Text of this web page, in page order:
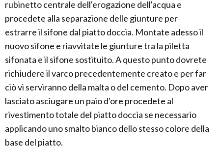
rubinetto centrale dell'erogazione dell'acqua e
procedete alla separazione delle giunture per
estrarre il sifone dal piatto doccia. Montate adesso il
nuovo sifone e riavvitate le giunture tra la piletta
sifonata e il sifone sostituito. A questo punto dovrete
richiudere il varco precedentemente creato e per far
ciò vi serviranno della malta o del cemento. Dopo aver
lasciato asciugare un paio d'ore procedete al
rivestimento totale del piatto doccia se necessario
applicando uno smalto bianco dello stesso colore della
base del piatto.